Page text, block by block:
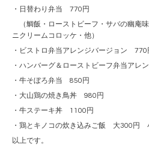
・日替わり弁当 770円
（鯛飯・ローストビーフ・サバの幽庵
ニクリームコロッケ・他）
・ビストロ弁当アレンジバージョン 770
・ハンバーグ＆ローストビーフ弁当アレ
・牛そぼろ弁当 850円
・大山鶏の焼き鳥丼 980円
・牛ステーキ丼 1100円
・鶏とキノコの炊き込みご飯 大300円
以上です。